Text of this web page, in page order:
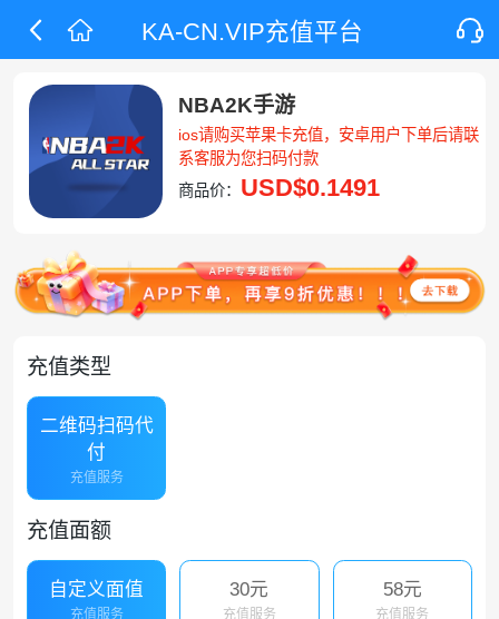
KA-CN.VIP充值平台
NBA2K手游
ios请购买苹果卡充值，安卓用户下单后请联
系客服为您扫码付款
商品价： USD$0.1491
充值类型
二维码扫码代
付
充值服务
充值面额
自定义面值
充值服务
30元
充值服务
58元
充值服务